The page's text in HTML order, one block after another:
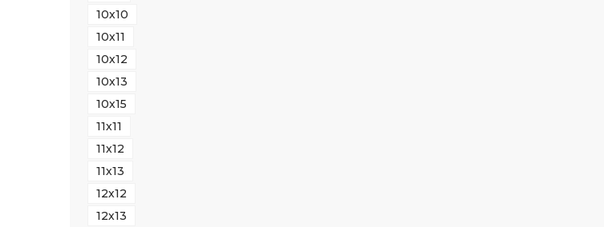
10х10
10х11
10х12
10х13
10х15
11х11
11х12
11х13
12х12
12х13